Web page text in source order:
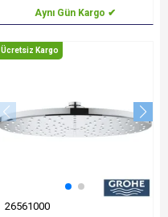
Aynı Gün Kargo ✔
Ücretsiz Kargo
26561000